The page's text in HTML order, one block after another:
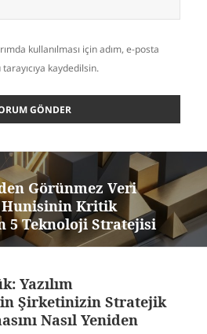
kullanılması için adım, e-posta
kaydedilsin.
Görünmez Veri
Hunisinin Kritik
5 Teknoloji Stratejisi
Yazılım
Şirketinizin Stratejik
Nasıl Yeniden